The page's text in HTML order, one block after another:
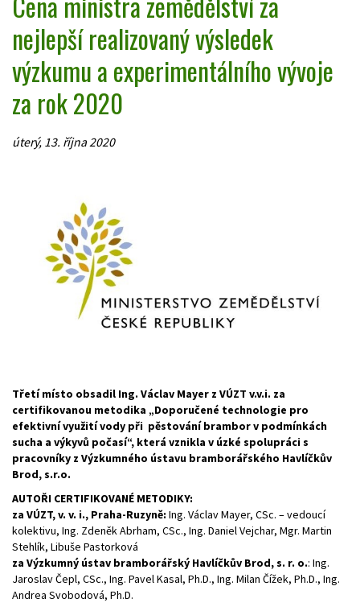
nejlepší realizovaný výsledek
výzkumu a experimentálního vývoje
za rok 2020
úterý, 13. října 2020
Třetí místo obsadil Ing. Václav Mayer z VÚZT v.v.i. za
certifikovanou metodika „Doporučené technologie pro
efektivní využití vody při pěstování brambor v podmínkách
sucha a výkyvů počasí“, která vznikla v úzké spolupráci s
pracovníky z Výzkumného ústavu bramborářského Havlíčkův
Brod, s.r.o.
AUTOŘI CERTIFIKOVANÉ METODIKY:
za VÚZT, v. v. i., Praha-Ruzyně: Ing. Václav Mayer, CSc. – vedoucí
kolektivu, Ing. Zdeněk Abrham, CSc., Ing. Daniel Vejchar, Mgr. Martin
Stehlík, Libuše Pastorková
za Výzkumný ústav bramborářský Havlíčkův Brod, s. r. o.: Ing.
Jaroslav Čepl, CSc., Ing. Pavel Kasal, Ph.D., Ing. Milan Čížek, Ph.D., Ing.
Andrea Svobodová, Ph.D.